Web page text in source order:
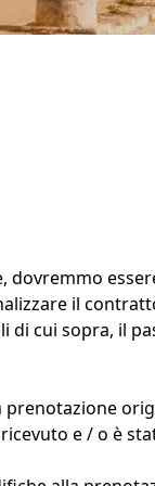
dovremmo
il
cui sopra, il
e / o è